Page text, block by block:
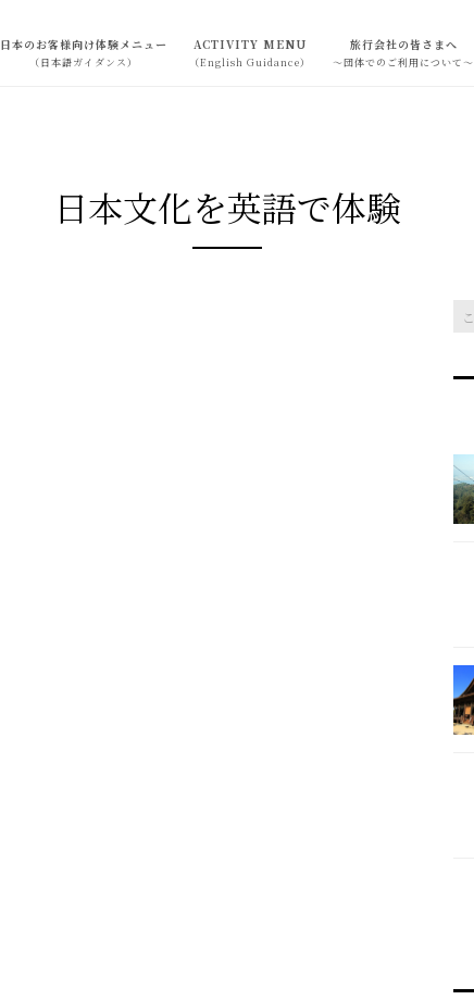
日本のお客様向け体験メニュー
（日本語ガイダンス）
ACTIVITY MENU
（English Guidance）
旅行会社の皆さまへ
～団体でのご利用について～
日本文化を英語で体験